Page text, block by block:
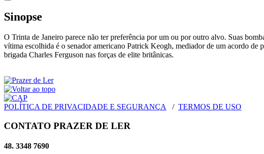
Sinopse
O Trinta de Janeiro parece não ter preferência por um ou por outro alvo. Suas
vítima escolhida é o senador americano Patrick Keogh, mediador de um acordo
brigada Charles Ferguson nas forças de elite britânicas.
POLÍTICA DE PRIVACIDADE E SEGURANÇA / TERMOS DE USO
CONTATO PRAZER DE LER
48. 3348 7690